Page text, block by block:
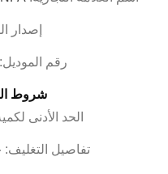
إصدار
رقم الموديل:
شروط
الحد الأدنى
تفاصيل التغليف: